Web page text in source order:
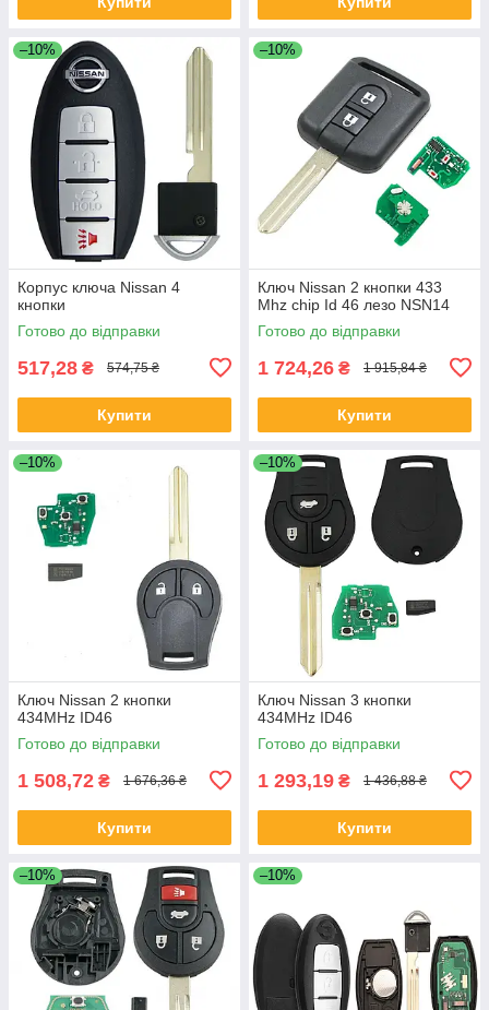
–10%
Корпус ключа Nissan 4
кнопки
Готово до відправки
517,28 ₴ 574,75 ₴
Купити
–10%
Ключ Nissan 2 кнопки 433
Mhz chip Id 46 лезо NSN14
Готово до відправки
1 724,26 ₴ 1 915,84 ₴
Купити
–10%
Ключ Nissan 2 кнопки
434MHz ID46
Готово до відправки
1 508,72 ₴ 1 676,36 ₴
Купити
–10%
Ключ Nissan 3 кнопки
434MHz ID46
Готово до відправки
1 293,19 ₴ 1 436,88 ₴
Купити
–10% –10%